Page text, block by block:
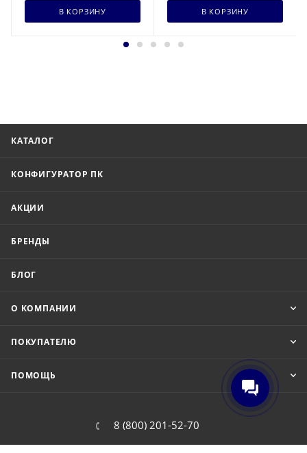
В КОРЗИНУ В КОРЗИНУ
КАТАЛОГ
КОНФИГУРАТОР ПК
АКЦИИ
БРЕНДЫ
БЛОГ
О КОМПАНИИ
ПОКУПАТЕЛЮ
ПОМОЩЬ
8 (800) 201-52-70
order@cit.ru